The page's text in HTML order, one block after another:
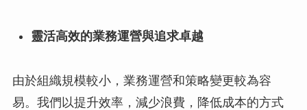
靈活高效的業務運營與追求卓越
由於組織規模較小，業務運營和策略變更較為容
易。我們以提升效率，減少浪費，降低成本的方式